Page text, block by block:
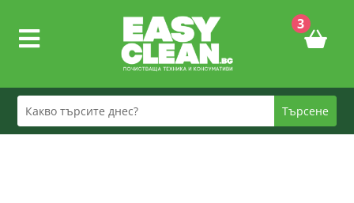

3